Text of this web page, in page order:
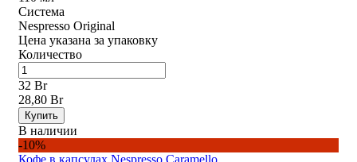
Система
Nespresso Original
Цена указана за упаковку
Количество
32 Br
28,80 Br
Купить
В наличии
-10%
Кофе в капсулах Nespresso Caramello